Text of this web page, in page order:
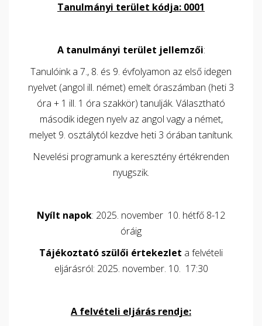
Tanulmányi terület kódja: 0001
A tanulmányi terület jellemzői:
Tanulóink a 7., 8. és 9. évfolyamon az első idegen
nyelvet (angol ill. német) emelt óraszámban (heti 3
óra + 1 ill. 1 óra szakkör) tanulják. Választható
második idegen nyelv az angol vagy a német,
melyet 9. osztálytól kezdve heti 3 órában tanítunk.
Nevelési programunk a keresztény értékrenden
nyugszik.
Nyílt napok: 2025. november 10. hétfő 8-12
óráig
Tájékoztató szülői értekezlet a felvételi
eljárásról: 2025. november. 10. 17:30
A felvételi eljárás rendje: